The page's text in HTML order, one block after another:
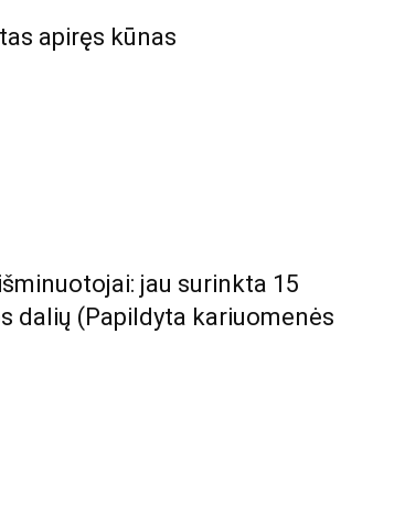
apiręs kūnas
jau surinkta 15
dalių (Papildyta kariuomenės